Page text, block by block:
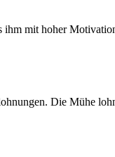
mit hoher
Die Mühe